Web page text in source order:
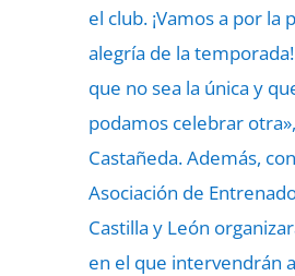
el club. ¡Vamos a por la
alegría de la
que no sea la única y
podamos celebrar
Castañeda. Además,
Asociación de
Castilla y León
en el que intervendrán